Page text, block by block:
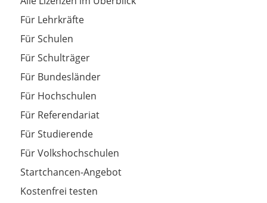
Für Lehrkräfte
Für Schulen
Für Schulträger
Für Bundesländer
Für Hochschulen
Für Referendariat
Für Studierende
Für Volkshochschulen
Startchancen-Angebot
Kostenfrei testen